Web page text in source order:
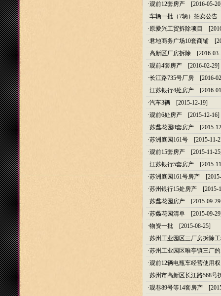
·观前12套房产 [2016-05-
·车辆一批（7辆）拍卖公告
·原爱兴工贸拆除项目
·君地商务广场10套商铺
·高新区厂房拆除 [2016-
·观前4套房产 [2016-02-29]
·长江路735号厂房 [2016-
·江苏银行4处房产 [2016-
·汽车3辆 [2015-12-19]
·观前6处房产 [2015-12-16]
·苏蠡花园8套房产 [2015-
·苏洲庭园161号 [2015-11-
·观前15套房产 [2015-11-
·江苏银行5套房产 [2015-
·苏洲庭园161号房产
·苏州银行15处房产 [2015-
·苏蠡花园房产 [2015-09-
·苏蠡花园清单 [2015-09-
·物资一批 [2015-08-25]
·苏州工业园区三厂房拆除
·苏州工业园区唯亭镇三厂
·观前12辆电瓶车经营使用权
·苏州市高新区长江路568号
·观巷89号等14套房产